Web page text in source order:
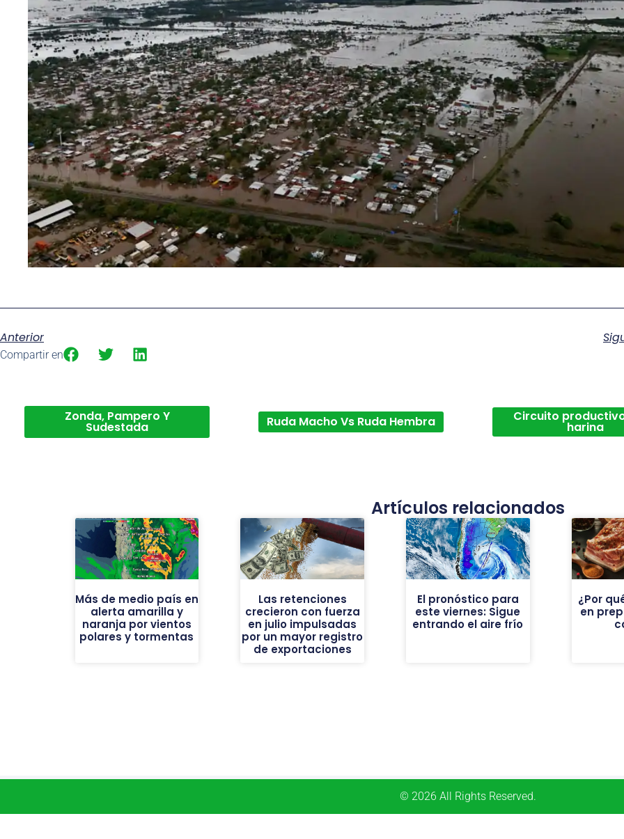
Anterior
Compartir en
Zonda, Pampero Y
Sudestada Ruda Macho Vs Ruda Hembra Circuito
harina
Artículos relacionados
Más de medio país en
alerta amarilla y
naranja por vientos
polares y tormentas
Las retenciones
crecieron con fuerza
en julio impulsadas
por un mayor registro
de exportaciones
El pronóstico para
este viernes: Sigue
entrando el aire frío
¿Por
en
© 2026 All Rights Reserved.